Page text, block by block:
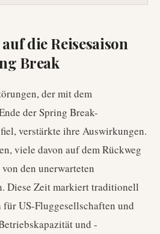
die Reisesaison
Break
der mit dem
der Spring Break-
verstärkte ihre Auswirkungen.
viele davon auf dem Rückweg
den unerwarteten
Diese Zeit markiert traditionell
US-Fluggesellschaften und
und -